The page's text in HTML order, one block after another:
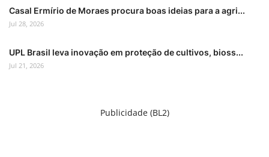
Casal Ermírio de Moraes procura boas ideias para a agri...
Jul 28, 2026
UPL Brasil leva inovação em proteção de cultivos, bioss...
Jul 21, 2026
Publicidade (BL2)